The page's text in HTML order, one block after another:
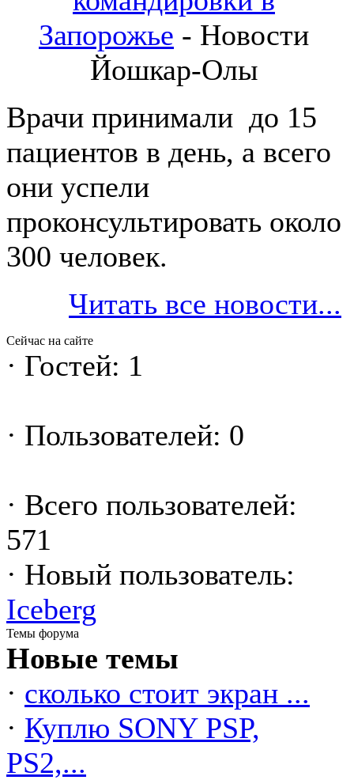
Запорожье - Новости
Йошкар-Олы
Врачи принимали до 15
пациентов в день, а всего
они успели
проконсультировать около
300 человек.
Читать все новости...
Сейчас на сайте
· Гостей: 1
· Пользователей: 0
· Всего пользователей:
571
· Новый пользователь:
Iceberg
Темы форума
Новые темы
· сколько стоит экран ...
· Куплю SONY PSP,
PS2,...